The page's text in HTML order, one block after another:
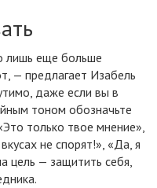
лишь еще больше
— предлагает Изабель
даже если вы в
тоном обозначьте
только твое мнение»,
не спорят!», «Да, я
цель — защитить себя,